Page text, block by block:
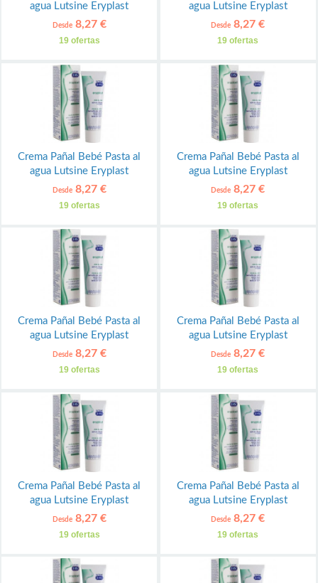
agua Lutsine Eryplast
Desde8,27 €
19 ofertas
agua Lutsine Eryplast
Desde 8,27 €
19 ofertas
Crema Pañal Bebé Pasta al
agua Lutsine Eryplast
Desde8,27 €
19 ofertas
Crema Pañal Bebé Pasta al
agua Lutsine Eryplast
Desde 8,27 €
19 ofertas
Crema Pañal Bebé Pasta al
agua Lutsine Eryplast
Desde8,27 €
19 ofertas
Crema Pañal Bebé Pasta al
agua Lutsine Eryplast
Desde 8,27 €
19 ofertas
Crema Pañal Bebé Pasta al
agua Lutsine Eryplast
Desde8,27 €
19 ofertas
Crema Pañal Bebé Pasta al
agua Lutsine Eryplast
Desde 8,27 €
19 ofertas